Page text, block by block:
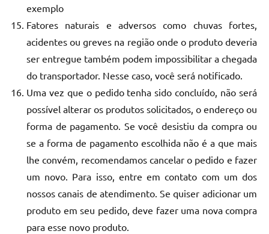
exemplo
Fatores naturais e adversos como chuvas fortes,
acidentes ou greves na região onde o produto deveria
ser entregue também podem impossibilitar a chegada
do transportador. Nesse caso, você será notificado.
Uma vez que o pedido tenha sido concluído, não será
possível alterar os produtos solicitados, o endereço ou
forma de pagamento. Se você desistiu da compra ou
se a forma de pagamento escolhida não é a que mais
lhe convém, recomendamos cancelar o pedido e fazer
um novo. Para isso, entre em contato com um dos
nossos canais de atendimento. Se quiser adicionar um
produto em seu pedido, deve fazer uma nova compra
para esse novo produto.